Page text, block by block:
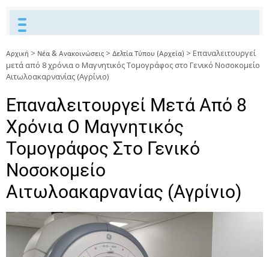
Αρχική > Νέα & Ανακοινώσεις > Δελτία Τύπου (Αρχεία) > Επαναλειτουργεί
μετά από 8 χρόνια ο Μαγνητικός Τομογράφος στο Γενικό Νοσοκομείο
Αιτωλοακαρνανίας (Αγρίνιο)
Επαναλειτουργεί Μετά Από 8
Χρόνια Ο Μαγνητικός
Τομογράφος Στο Γενικό
Νοσοκομείο
Αιτωλοακαρνανίας (Αγρίνιο)